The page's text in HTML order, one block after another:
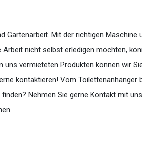
Gartenarbeit. Mit der richtigen Maschine
nicht selbst erledigen möchten,
vermieteten Produkten können wir
kontaktieren! Vom
Nehmen Sie gerne Kontakt mit